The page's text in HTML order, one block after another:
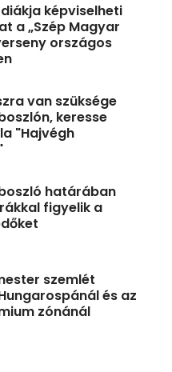
képviselheti
a „Szép Magyar
országos
van szüksége
keresse
"Hajvégh
határában
figyelik a
szemlét
és az
zónánál